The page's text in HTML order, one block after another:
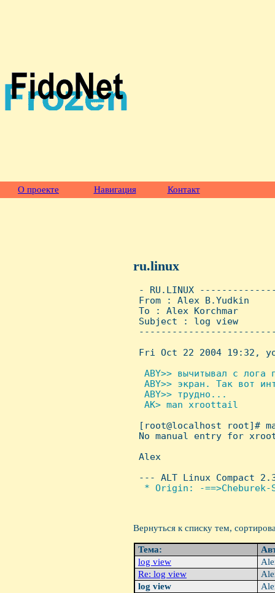
О проекте Навигация Контакт
ru.linux
- RU.LINUX
From : Alex B.Yudkin
To : Alex Korchmar
Subject : log view
Fri Oct 22 2004 19:32,
ABY>> вычитывал с лога
ABY>> экран. Так вот
  ABY>> трудно...
  AK> man xroottail
[root@localhost root]#
No manual entry for
Alex
--- ALT Linux Compact
* Origin: -==>Cheburek-
Вернуться к списку тем,
Тема:
log view
Re: log view
log view